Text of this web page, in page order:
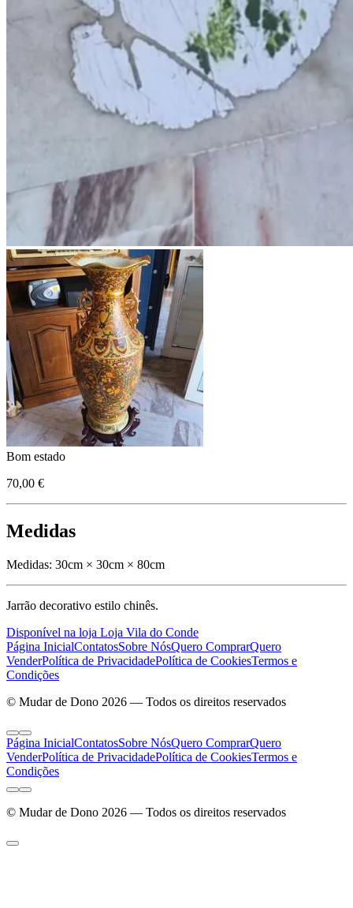
Bom estado
70,00 €
Medidas
Medidas: 30cm × 30cm × 80cm
Jarrão decorativo estilo chinês.
Disponível na loja Loja Vila do Conde
Página InicialContatosSobre NósQuero ComprarQuero
VenderPolítica de PrivacidadePolítica de CookiesTermos e
Condições
© Mudar de Dono 2026 — Todos os direitos reservados
Página InicialContatosSobre NósQuero ComprarQuero
VenderPolítica de PrivacidadePolítica de CookiesTermos e
Condições
© Mudar de Dono 2026 — Todos os direitos reservados